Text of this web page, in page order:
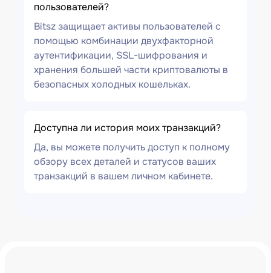
пользователей?
Bitsz защищает активы пользователей с
помощью комбинации двухфакторной
аутентификации, SSL-шифрования и
хранения большей части криптовалюты в
безопасных холодных кошельках.
Доступна ли история моих транзакций?
Да, вы можете получить доступ к полному
обзору всех деталей и статусов ваших
транзакций в вашем личном кабинете.